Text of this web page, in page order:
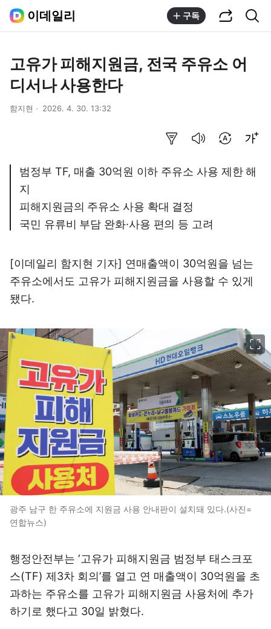
이데일리 구독
고유가 피해지원금, 전국 주유소 어
디서나 사용한다
함지현 2026. 4. 30. 13:32
범정부 TF, 매출 30억원 이하 주유소 사용 제한 해
지
피해지원금의 주유소 사용 확대 결정
국민 유류비 부담 완화·사용 편의 등 고려
[이데일리 함지현 기자] 연매출액이 30억원을 넘는
주유소에서도 고유가 피해지원금을 사용할 수 있게
됐다.
광주 남구 한 주유소에 지원금 사용 안내판이 설치돼 있다.(사진=
연합뉴스)
행정안전부는 ‘고유가 피해지원금 범정부 태스크포
스(TF) 제3차 회의’를 열고 연 매출액이 30억원을 초
과하는 주유소를 고유가 피해지원금 사용처에 추가
하기로 했다고 30일 밝혔다.